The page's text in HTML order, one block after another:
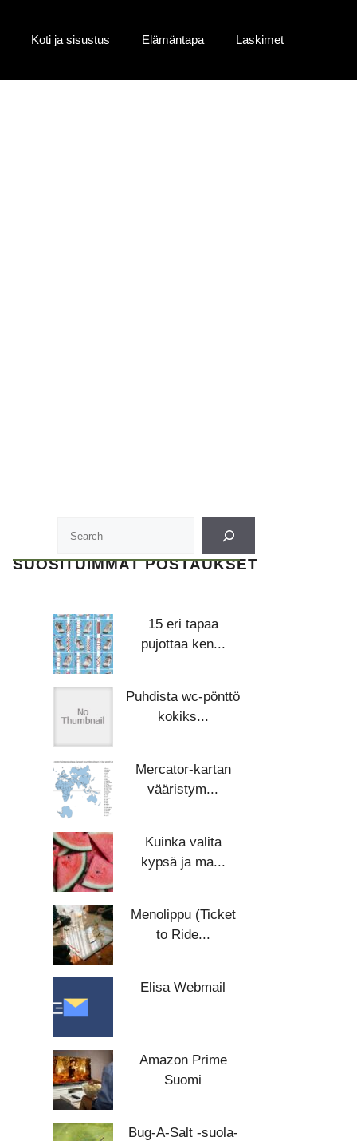
Koti ja sisustus Elämäntapa Laskimet
SUOSITUIMMAT POSTAUKSET
15 eri tapaa
pujottaa ken...
Puhdista wc-pönttö
kokiks...
Mercator-kartan
vääristym...
Kuinka valita
kypsä ja ma...
Menolippu (Ticket
to Ride...
Elisa Webmail
Amazon Prime
Suomi
Bug-A-Salt -suola-